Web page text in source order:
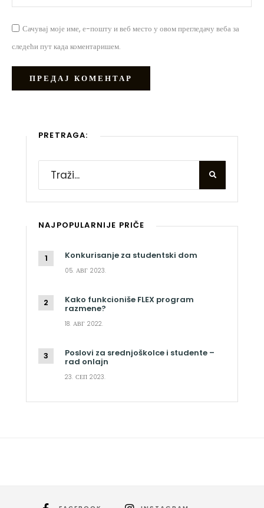
Сачувај моје име, е-пошту и веб место у овом прегледачу веба за
следећи пут када коментаришем.
PRETRAGA:
NAJPOPULARNIJE PRIČE
Konkurisanje za studentski dom
05. АВГ 2023.
Kako funkcioniše FLEX program
razmene?
18. АВГ 2022.
Poslovi za srednjoškolce i studente –
rad onlajn
23. СЕП 2023.